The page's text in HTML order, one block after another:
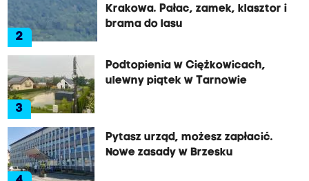
2
Krakowa. Pałac, zamek, klasztor i
brama do lasu
3
Podtopienia w Ciężkowicach,
ulewny piątek w Tarnowie
Pytasz urząd, możesz zapłacić.
Nowe zasady w Brzesku